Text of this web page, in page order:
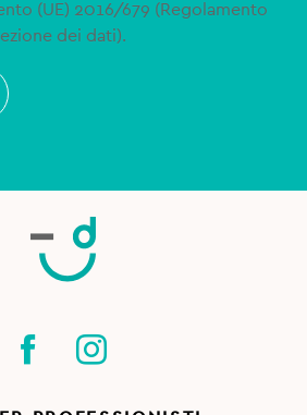
(UE) 2016/679 (Regolamento
dei dati).